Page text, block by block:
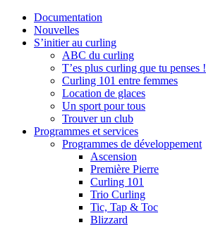
Documentation
Nouvelles
S’initier au curling
ABC du curling
T’es plus curling que tu penses !
Curling 101 entre femmes
Location de glaces
Un sport pour tous
Trouver un club
Programmes et services
Programmes de développement
Ascension
Première Pierre
Curling 101
Trio Curling
Tic, Tap & Toc
Blizzard